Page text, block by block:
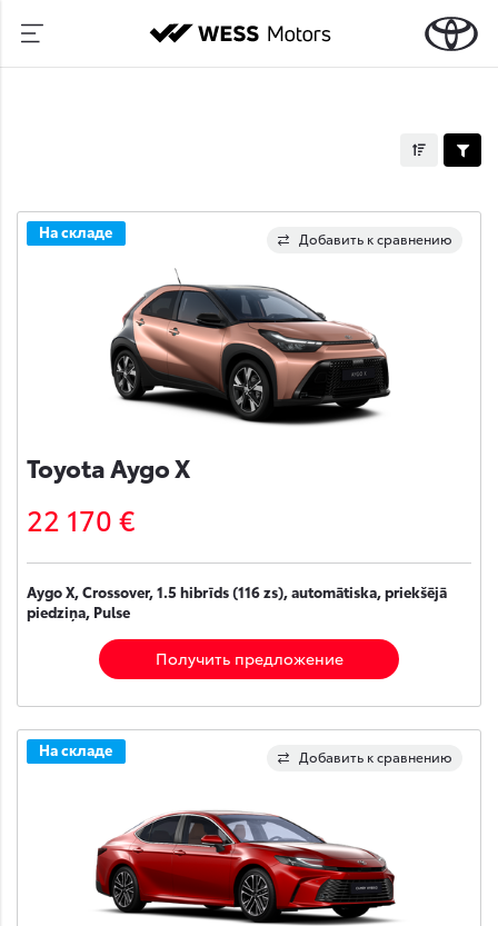
Добавить к сравнению
На складе
Toyota Aygo X
22 170 €
Aygo X, Crossover, 1.5 hibrīds (116 zs), automātiska, priekšējā
piedziņa, Pulse
Получить предложение
Добавить к сравнению
На складе